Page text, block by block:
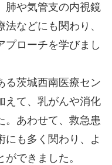
肺や気管支の内視鏡
などにも関わり、
プローチを学びまし
る茨城西南医療セン
えて、乳がんや消化
。あわせて、救急患
にも多く関わり、よ
できました。